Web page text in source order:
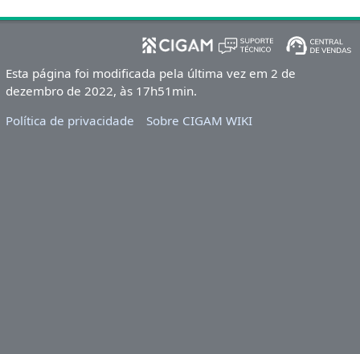
Esta página foi modificada pela última vez em 2 de
dezembro de 2022, às 17h51min.
Política de privacidade
Sobre CIGAM WIKI